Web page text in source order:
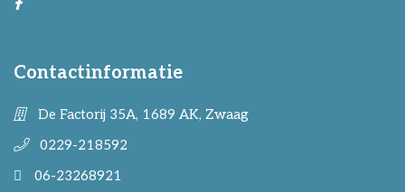
Contactinformatie
De Factorij 35A, 1689 AK, Zwaag
0229-218592
06-23268921